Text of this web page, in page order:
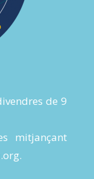
de 9
mitjançant
.